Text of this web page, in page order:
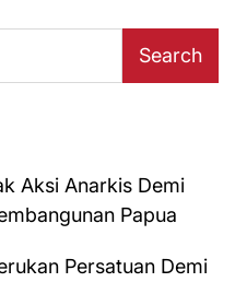
Search
Aksi Anarkis Demi
Papua
Persatuan Demi